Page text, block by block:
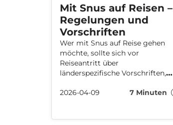
Mit Snus auf Reisen –
Regelungen und
Vorschriften
Wer mit Snus auf Reise gehen
möchte, sollte sich vor
Reiseantritt über
länderspezifische Vorschriften,
informieren. Wir fassen
2026-04-09 7 Minuten